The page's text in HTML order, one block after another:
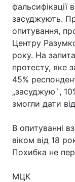
засуджують.
опитування,
Центру
року. На
протесту, яке
45%
„засуджую`,
змогли дати
В опитуванні
віком від 18
Похибка не
МЦК